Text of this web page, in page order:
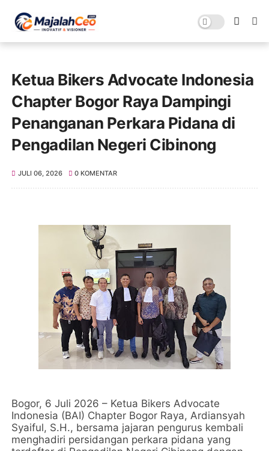
Ketua Bikers Advocate Indonesia
Chapter Bogor Raya Dampingi
Penanganan Perkara Pidana di
Pengadilan Negeri Cibinong
JULI 06, 2026 0 KOMENTAR
Bogor, 6 Juli 2026 – Ketua Bikers Advocate
Indonesia (BAI) Chapter Bogor Raya, Ardiansyah
Syaiful, S.H., bersama jajaran pengurus kembali
menghadiri persidangan perkara pidana yang